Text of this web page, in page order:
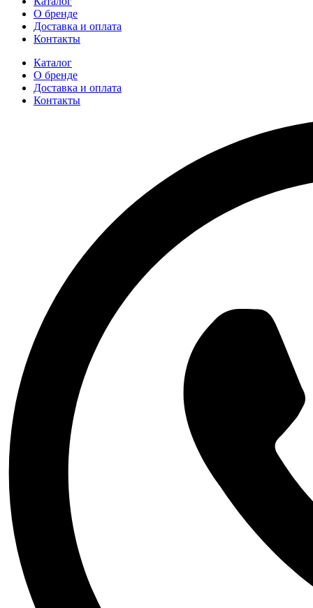
О бренде
Доставка и оплата
Контакты
Каталог
О бренде
Доставка и оплата
Контакты